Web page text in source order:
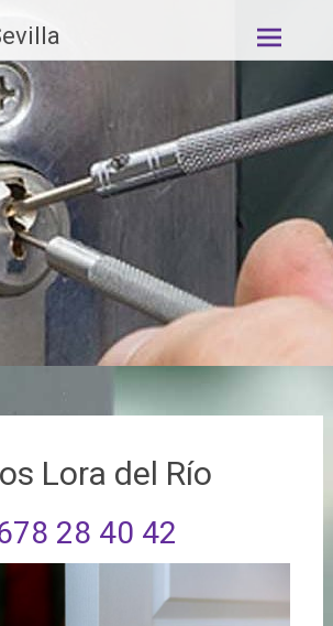
Lora del Río
28 40 42